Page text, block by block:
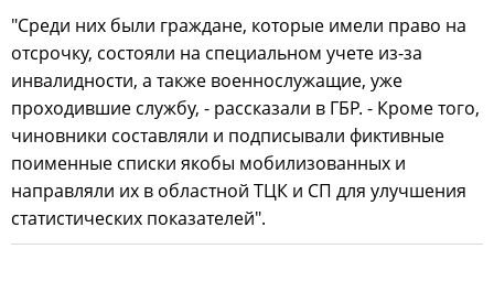
"Среди них были граждане, которые имели право на
отсрочку, состояли на специальном учете из-за
инвалидности, а также военнослужащие, уже
проходившие службу, - рассказали в ГБР. - Кроме того,
чиновники составляли и подписывали фиктивные
поименные списки якобы мобилизованных и
направляли их в областной ТЦК и СП для улучшения
статистических показателей".